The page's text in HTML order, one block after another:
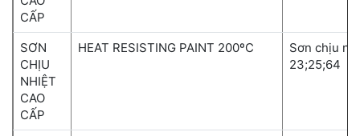
CẤP
SƠN
CHỊU
NHIỆT
CAO
CẤP
HEAT RESISTING PAINT 200ºC
Sơn chịu
23;25;64